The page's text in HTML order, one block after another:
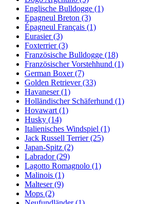
Englische Bulldogge (1)
Epagneul Breton (3)
Épagneul Français (1)
Eurasier(3)
Foxterrier(3)
Französische Bulldogge (18)
Französischer Vorstehhund (1)
German Boxer(7)
Golden Retriever(33)
Havaneser(1)
Holländischer Schäferhund (1)
Hovawart (1)
Husky (14)
Italienisches Windspiel (1)
Jack Russell Terrier(25)
Japan-Spitz (2)
Labrador(29)
Lagotto Romagnolo (1)
Malinois (1)
Malteser(9)
Mops (2)